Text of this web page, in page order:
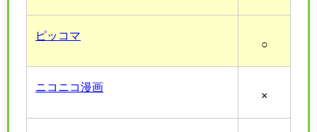
ピッコマ
○
ニコニコ漫画
×